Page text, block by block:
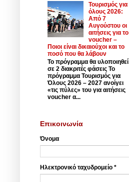
Τουρισμός για
όλους 2026:
Από 7
Αυγούστου οι
αιτήσεις για το
voucher –
Ποιοι είναι δικαιούχοι και το
ποσό που θα λάβουν
Το πρόγραμμα θα υλοποιηθεί
σε 2 διακριτές φάσεις Το
πρόγραμμα Τουρισμός για
Όλους 2026 – 2027 ανοίγει
«τις πύλες» του για αιτήσεις
voucher α...
Επικοινωνία
Όνομα
Ηλεκτρονικό ταχυδρομείο *